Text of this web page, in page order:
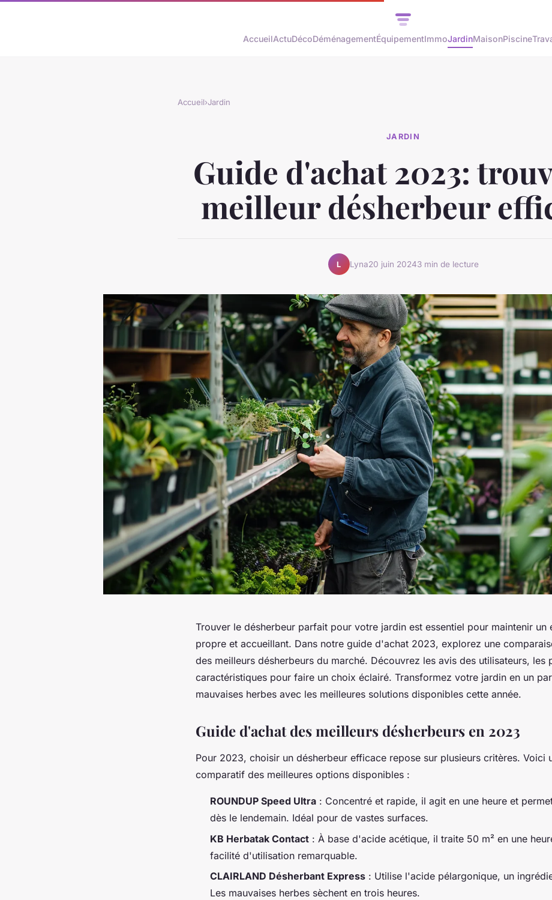
AccueilActuDécoDéménagementÉquipementImmoJardinMaisonPiscine
Accueil›Jardin
JARDIN
Guide d'achat 2023:
meilleur désherbeur
L Lyna20 juin 20243 min de lecture
Trouver le désherbeur parfait pour votre jardin est essentiel pour maintenir un
propre et accueillant. Dans notre guide d'achat 2023, explorez une
des meilleurs désherbeurs du marché. Découvrez les avis des utilisateurs, les
caractéristiques pour faire un choix éclairé. Transformez votre jardin en un
mauvaises herbes avec les meilleures solutions disponibles cette année.
Guide d'achat des meilleurs désherbeurs en 2023
Pour 2023, choisir un désherbeur efficace repose sur plusieurs critères. Voici
comparatif des meilleures options disponibles :
ROUNDUP Speed Ultra : Concentré et rapide, il agit en une heure et
dès le lendemain. Idéal pour de vastes surfaces.
KB Herbatak Contact : À base d'acide acétique, il traite 50 m² en une
facilité d'utilisation remarquable.
CLAIRLAND Désherbant Express : Utilise l'acide pélargonique, un
Les mauvaises herbes sèchent en trois heures.